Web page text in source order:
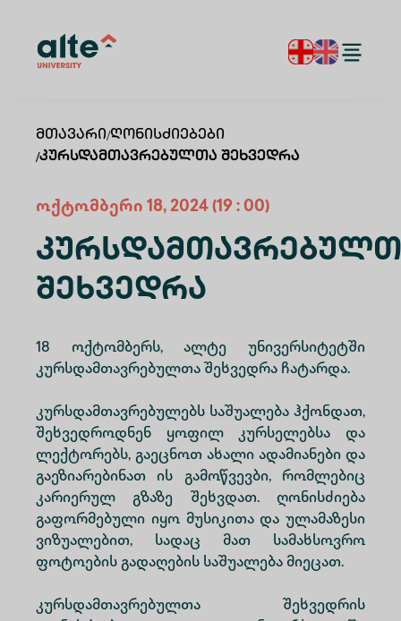
Მთავარი/Ღონისძიებები
/Კურსდამთავრებულთა Შეხვედრა
ოქტომბერი 18, 2024 (19 : 00)
Შეხვედრა
18 ოქტომბერს, ალტე უნივერსიტეტში
კურსდამთავრებულთა შეხვედრა ჩატარდა.
კურსდამთავრებულებს საშუალება ჰქონდათ,
შეხვედროდნენ ყოფილ კურსელებსა და
ლექტორებს, გაეცნოთ ახალი ადამიანები და
გაეზიარებინათ ის გამოწვევბი, რომლებიც
კარიერულ გზაზე შეხვდათ. ღონისძიება
გაფორმებული იყო მუსიკითა და ულამაზესი
ვიზუალებით, სადაც მათ სამახსოვრო
ფოტოების გადაღების საშუალება მიეცათ.
კურსდამთავრებულთა შეხვედრის